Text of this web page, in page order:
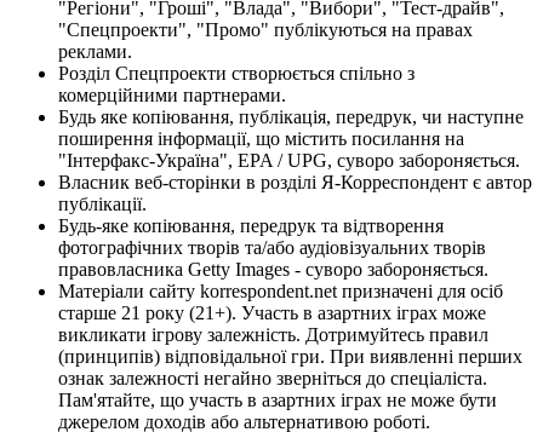
"Регіони", "Гроші", "Влада", "Вибори", "Тест-драйв",
"Спецпроекти", "Промо" публікуються на правах
реклами.
Розділ Спецпроекти створюється спільно з
комерційними партнерами.
Будь яке копіювання, публікація, передрук, чи наступне
поширення інформації, що містить посилання на
"Інтерфакс-Україна", EPA / UPG, суворо забороняється.
Власник веб-сторінки в розділі Я-Корреспондент є автор
публікації.
Будь-яке копіювання, передрук та відтворення
фотографічних творів та/або аудіовізуальних творів
правовласника Getty Images - суворо забороняється.
Матеріали сайту korrespondent.net призначені для осіб
старше 21 року (21+). Участь в азартних іграх може
викликати ігрову залежність. Дотримуйтесь правил
(принципів) відповідальної гри. При виявленні перших
ознак залежності негайно зверніться до спеціаліста.
Пам'ятайте, що участь в азартних іграх не може бути
джерелом доходів або альтернативою роботі.